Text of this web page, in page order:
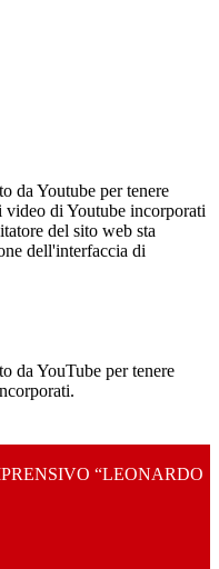
da Youtube per tenere
video di Youtube incorporati
del sito web sta
dell'interfaccia di
da YouTube per tenere
“LEONARDO